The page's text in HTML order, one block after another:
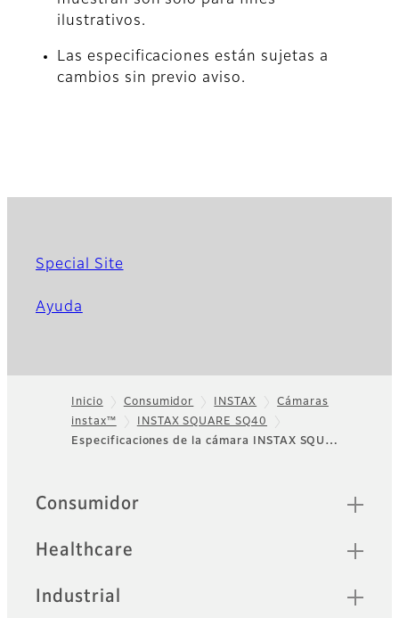
ilustrativos.
Las especificaciones están sujetas a
cambios sin previo aviso.
Special Site
Ayuda
Footer
Inicio Consumidor INSTAX
Cámaras
instax™
INSTAX SQUARE SQ40
Especificaciones de la cámara INSTAX SQU…
Sitemap
Consumidor
Healthcare
Industrial